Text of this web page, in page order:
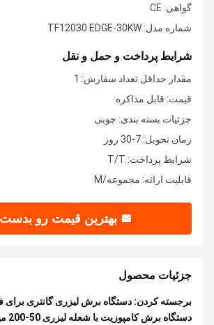
گواهی: CE
شماره مدل: TF12030 EDGE-30KW
شرایط پرداخت و حمل و نقل
مقدار حداقل تعداد سفارش: 1
قیمت: قابل مذاکره
جزئیات بسته بندی: چوبی
زمان تحویل: 7-30 روز
شرایط پرداخت: T/T
قابلیت ارائه: مجموعه/M
بهترین قیمت رو بدست بیار
جزئیات محصول
برجسته کردن: دستگاه برش لیزری گانتری برای
دستگاه برش کامپوزیت با شعله لیزری 50-200 میلی متری